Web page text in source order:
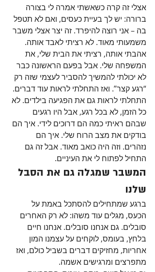
אצלי זה קרה כשאשתי אמרה לי בצורה
ברורה: יש לך בעיית כעסים, ואם לא תטפל
בה – אני רוצה להיפרד. זה יצר אצלי משבר
משמעותי מאוד. לא רציתי לאבד אותה.
אהבתי אותה, רציתי את הבית שלי, את
המשפחה שלי. אבל בפעם הראשונה כבר
לא יכולתי להמשיך להסביר לעצמי שזה רק
“רגע קצר”. ואז התחלתי לראות עוד דברים.
התחלתי לראות גם את הפגיעה בילדים. לא
כל הזמן, לא בכל רגע, אבל היו רגעים
שבהם ראיתי כמה הם דרוכים לידי. איך הם
בודקים את מצב הרוח שלי. איך הם
נזהרים. וזה היה כואב מאוד. אבל זה גם
התחיל לפתוח לי את העיניים.
המשבר שמגלה גם את הסבל
שלנו
ברגע שמתחילים להסתכל באמת על
הכעס, מגלים עוד משהו: לא רק האחרים
סובלים. גם אנחנו סובלים. אנחנו חיים
בלחץ, בעומס, לוקחים על עצמנו המון
אחריות, מחזיקים דברים בשביל כולם, ואז
מתפרצים ומרגישים אשמה.